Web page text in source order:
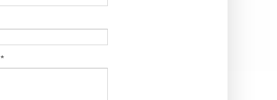
*